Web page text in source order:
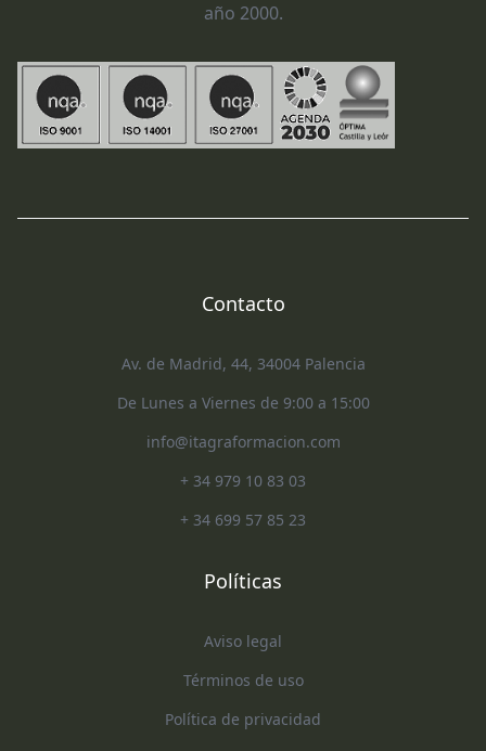
año 2000.
Contacto
Av. de Madrid, 44, 34004 Palencia
De Lunes a Viernes de 9:00 a 15:00
info@itagraformacion.com
+ 34 979 10 83 03
+ 34 699 57 85 23
Políticas
Aviso legal
Términos de uso
Política de privacidad